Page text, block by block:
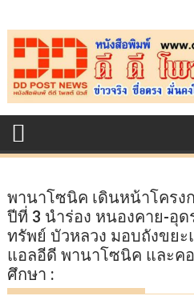
to
content
พานาโซนิค เดินหน้าโครง
ปีที่ 3 นำร่อง หนองคาย-อุ
ทรัพย์ บัวหลวง มอบถังขย
แอลอีดี พานาโซนิค และคอ
ศึกษา :